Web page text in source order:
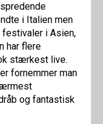
i Italien men
i Asien,
har flere
stærkest live.
fornemmer man
og fantastisk